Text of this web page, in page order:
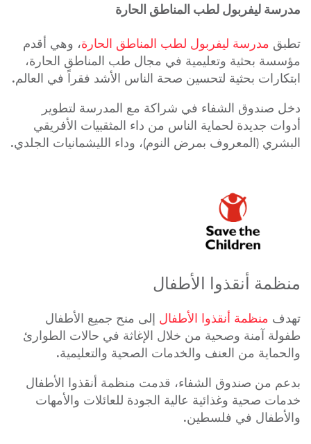
مدرسة ليفربول لطب المناطق الحارة
تطبق مدرسة ليفربول لطب المناطق الحارة، وهي أقدم
مؤسسة بحثية وتعليمية في مجال طب المناطق الحارة،
ابتكارات بحثية لتحسين صحة الناس الأشد فقراً في العالم.
دخل صندوق الشفاء في شراكة مع المدرسة لتطوير
أدوات جديدة لحماية الناس من داء المثقبيات الأفريقي
البشري (المعروف بمرض النوم)، وداء الليشمانيات الجلدي.
منظمة أنقذوا الأطفال
تهدف منظمة أنقذوا الأطفال إلى منح جميع الأطفال
طفولة آمنة وصحية من خلال الإغاثة في حالات الطوارئ
والحماية من العنف والخدمات الصحية والتعليمية.
بدعم من صندوق الشفاء، قدمت منظمة أنقذوا الأطفال
خدمات صحية وغذائية عالية الجودة للعائلات والأمهات
والأطفال في فلسطين.